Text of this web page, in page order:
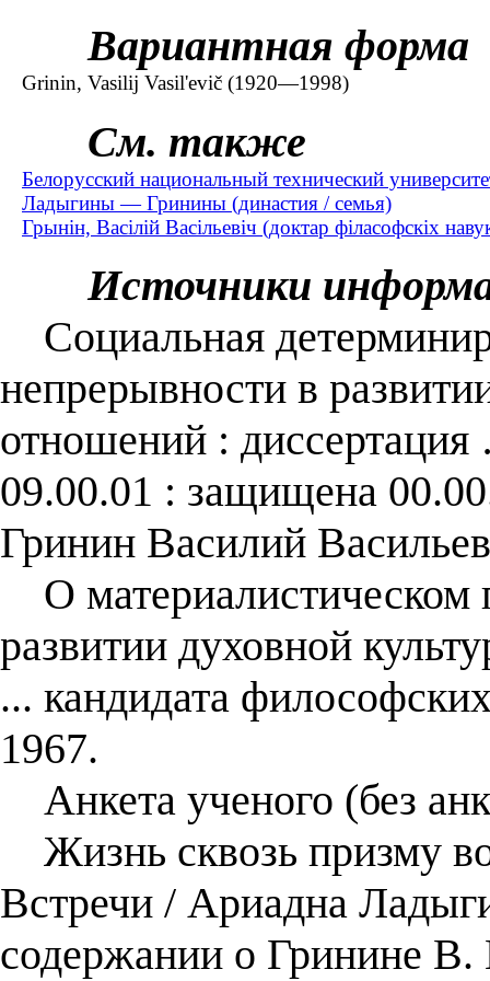
Вариантная форма
Grinin, Vasilij Vasil'evič (1920—1998)
См. также
Белорусский национальный технический
Ладыгины — Гринины (династия / семья)
Грынін, Васілій Васільевіч (доктар філасофскіх
Источники
Социальная
непрерывности в
отношений :
09.00.01 : защищена
Гринин Василий
О материалистическом
развитии духовной
... кандидата
1967.
Анкета ученого (без
Жизнь сквозь призму
Встречи / Ариадна
содержании о Гринине В.